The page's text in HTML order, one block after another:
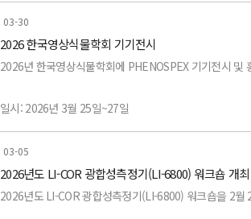
-LI-710 (증발산 분석기)
-LI-710 (증발산 분석기)
-LI-720 (탄소 플럭스 분석기)
-Eddy Covariance System
이번 워크숍은 EC System과 Soil Flux System의 올바
특히, 각 시스템에 관한 이론, 측정방법, 유지보수 및
연구의 퀄리티와 기기 운용 능력을 업그레이드 시킬 수 있
장소: 수원컨벤션센터
전시품목:
-LI-6800 (광합성측정기)
-LI-600PF (기공전도도/형광 측정기)
-LAI-2200C (엽면적 지수 측정기)
2026 한국영상식물학회 기기전시
2026년 한국영상식물학회에 PHENOSPEX 기기전시 및
일시: 2026년 3월 25일~27일
장소: 소노벨 변산리조트
전시품목:
03-30
2026년도 LI-COR 광합성측정기(LI-6800) 워크숍 개최
2026년도 LI-COR 광합성측정기(LI-6800) 워크숍을 2
03-05